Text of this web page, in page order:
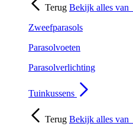
Terug Bekijk alles van
Zweefparasols
Parasolvoeten
Parasolverlichting
Tuinkussens
Terug Bekijk alles van